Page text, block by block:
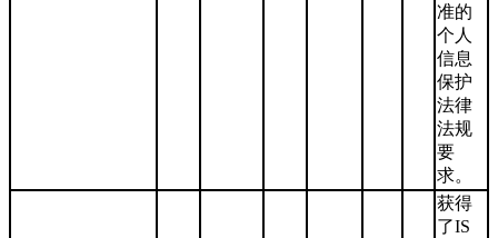
准的
个人
信息
保护
法律
法规
要
求。
获得
了IS